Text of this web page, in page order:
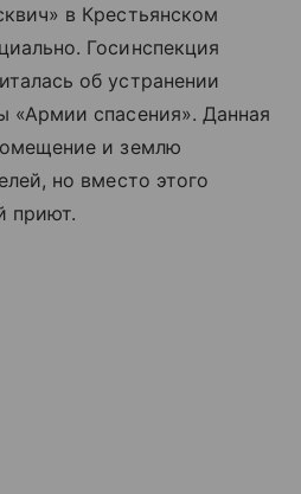
в Крестьянском
Госинспекция
об устранении
«Армии спасения». Данная
и землю
но вместо этого
приют.